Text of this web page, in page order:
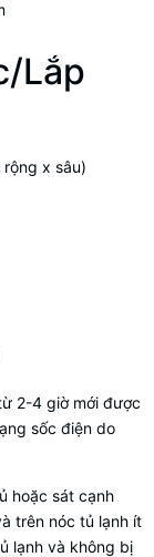
Lắp
rộng x sâu)
2-4 giờ mới được
sốc điện do
hoặc sát cạnh
trên nóc tủ lạnh ít
lạnh và không bị